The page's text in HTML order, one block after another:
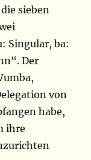
sieben
Singular, ba:
Der
von
habe,
ihre